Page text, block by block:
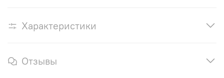
Характеристики
Отзывы